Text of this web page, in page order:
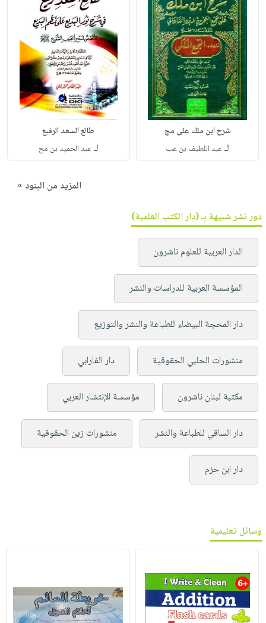
شرح ابن ملك على مج
لـعبد اللطيف بن عب
طالع السعد الرفيع
لـعبد الحميد بن مح
المزيد من البنود »
دور نشر شبيهة بـ (دار الكتب العلمية)
الدار العربية للعلوم ناشرون
المؤسسة العربية للدراسات والنشر
دار المحجة البيضاء للطباعة والنشر والتوزيع
منشورات الحلبي الحقوقية دار الفارابي
مكتبة لبنان ناشرون مؤسسة الإنتشار العربي
دار الساقي للطباعة والنشر منشورات زين الحقوقية
دار ابن حزم
وسائل تعليمية